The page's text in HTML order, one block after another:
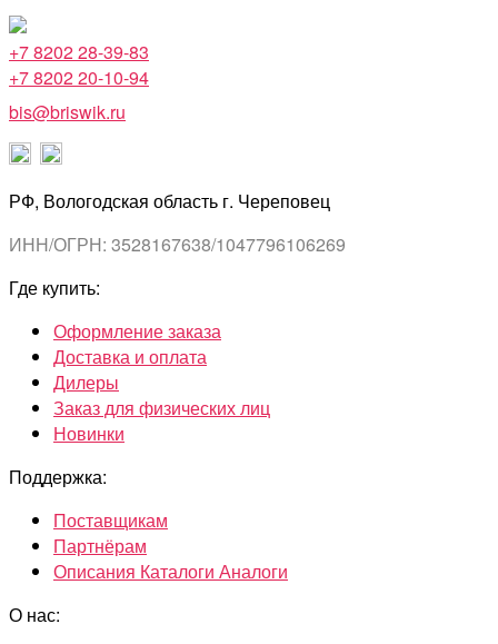
+7 8202 28-39-83
+7 8202 20-10-94
bis@briswik.ru
РФ, Вологодская область г. Череповец
ИНН/ОГРН: 3528167638/1047796106269
Где купить:
Оформление заказа
Доставка и оплата
Дилеры
Заказ для физических лиц
Новинки
Поддержка:
Поставщикам
Партнёрам
Описания Каталоги Аналоги
О нас: